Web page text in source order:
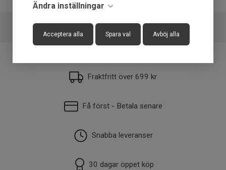
Ändra inställningar
Acceptera alla Spara val Avböj alla
Varumärke
Westin
Abborre, Gädda, Gös
6-10gFraktfritt över 699 kr
Få först - Betala senare
Snabba leveranser
30 dagar öppet köp